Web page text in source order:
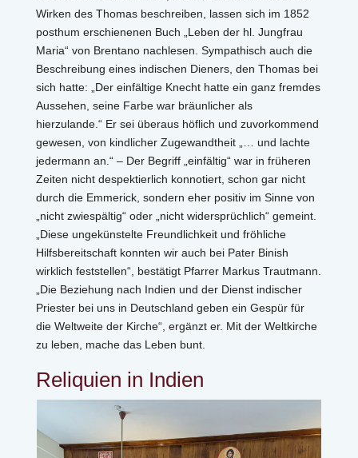
Wirken des Thomas beschreiben, lassen sich im 1852
posthum erschienenen Buch „Leben der hl. Jungfrau
Maria“ von Brentano nachlesen. Sympathisch auch die
Beschreibung eines indischen Dieners, den Thomas bei
sich hatte: „Der einfältige Knecht hatte ein ganz fremdes
Aussehen, seine Farbe war bräunlicher als
hierzulande.“ Er sei überaus höflich und zuvorkommend
gewesen, von kindlicher Zugewandtheit „… und lachte
jedermann an.“ – Der Begriff „einfältig“ war in früheren
Zeiten nicht despektierlich konnotiert, schon gar nicht
durch die Emmerick, sondern eher positiv im Sinne von
„nicht zwiespältig“ oder „nicht widersprüchlich“ gemeint.
„Diese ungekünstelte Freundlichkeit und fröhliche
Hilfsbereitschaft konnten wir auch bei Pater Binish
wirklich feststellen“, bestätigt Pfarrer Markus Trautmann.
„Die Beziehung nach Indien und der Dienst indischer
Priester bei uns in Deutschland geben ein Gespür für
die Weltweite der Kirche“, ergänzt er. Mit der Weltkirche
zu leben, mache das Leben bunt.
Reliquien in Indien